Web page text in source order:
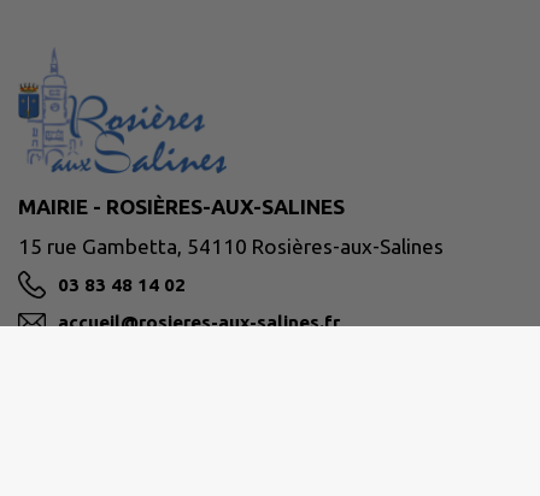
MAIRIE - ROSIÈRES-AUX-SALINES
15 rue Gambetta, 54110 Rosières-aux-Salines
03 83 48 14 02
accueil@rosieres-aux-salines.fr